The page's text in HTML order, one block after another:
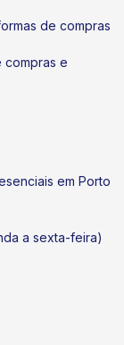
de compras
compras e
em Porto
a sexta-feira)